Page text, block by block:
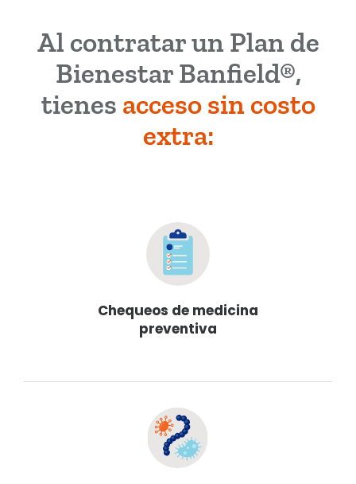
Al contratar un Plan de
Bienestar Banfield®,
tienes acceso sin costo
extra:
Chequeos de medicina
preventiva